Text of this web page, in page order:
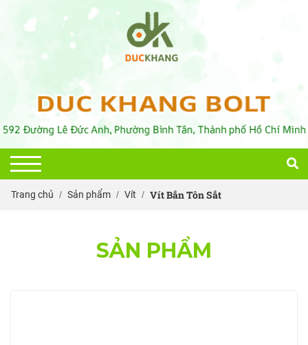
Trang chủ Sản phẩm Vít Vít Bắn Tôn Sắt
SẢN PHẨM